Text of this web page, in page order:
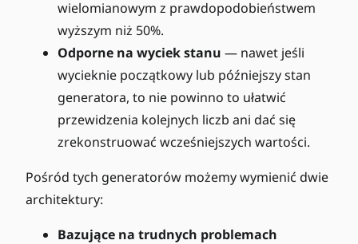
wielomianowym z prawdopodobieństwem
wyższym niż 50%.
Odporne na wyciek stanu — nawet jeśli
wycieknie początkowy lub późniejszy stan
generatora, to nie powinno to ułatwić
przewidzenia kolejnych liczb ani dać się
zrekonstruować wcześniejszych wartości.
Pośród tych generatorów możemy wymienić dwie
architektury:
Bazujące na trudnych problemach